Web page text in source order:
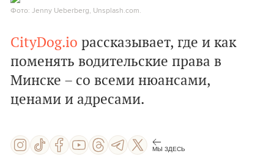
Фото: Jenny Ueberberg, Unsplash.com.
CityDog.io рассказывает, где и как
поменять водительские права в
Минске – со всеми нюансами,
ценами и адресами.
МЫ ЗДЕСЬ